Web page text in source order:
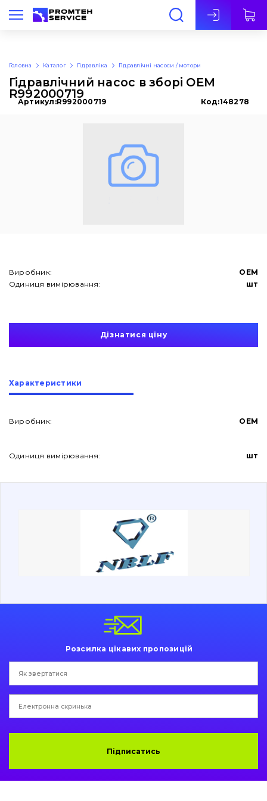
Укр
Про нас
Контакти
Вакансії
Фільтри та мастильні матеріали
Болти, гайки і елементи кріплення
Коронки, зуби, адаптери, пальці, фіксатори
Подушки амортизаційні
Пальці та Втулки
написати
листа
зателефонувати
Головна Каталог Гідравліка Гідравлічні насоси / мотори
Гідравлічний насос в зборі OEM
R992000719
Артикул:R992000719 Код:148278
Виробник:
OEM
Одиниця вимірювання:
шт
Дізнатися ціну
Характеристики
Виробник: OEM
Одиниця вимірювання: шт
Розсилка цікавих пропозицій
Підписатись